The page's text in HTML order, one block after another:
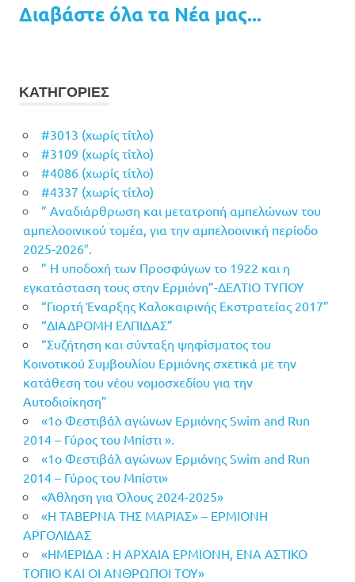
Διαβάστε όλα τα Νέα μας...
ΚΑΤΗΓΟΡΙΕΣ
#3013 (χωρίς τίτλο)
#3109 (χωρίς τίτλο)
#4086 (χωρίς τίτλο)
#4337 (χωρίς τίτλο)
” Αναδιάρθρωση και μετατροπή αμπελώνων του
αμπελοοινικού τομέα, για την αμπελοοινική περίοδο
2025-2026″.
” Η υποδοχή των Προσφύγων το 1922 και η
εγκατάσταση τους στην Ερμιόνη”-ΔΕΛΤΙΟ ΤΥΠΟΥ
“Γιορτή Έναρξης Καλοκαιρινής Εκστρατείας 2017”
“ΔΙΑΔΡΟΜΗ ΕΛΠΙΔΑΣ”
“Συζήτηση και σύνταξη ψηφίσματος του
Κοινοτικού Συμβουλίου Ερμιόνης σχετικά με την
κατάθεση του νέου νομοσχεδίου για την
Αυτοδιοίκηση”
«1ο Φεστιβάλ αγώνων Ερμιόνης Swim and Run
2014 – Γύρος του Μπίστι ».
«1ο Φεστιβάλ αγώνων Ερμιόνης Swim and Run
2014 – Γύρος του Μπίστι»
«Άθληση για Όλους 2024-2025»
«Η ΤΑΒΕΡΝΑ ΤΗΣ ΜΑΡΙΑΣ» – ΕΡΜΙΟΝΗ
ΑΡΓΟΛΙΔΑΣ
«ΗΜΕΡΙΔΑ : Η ΑΡΧΑΙΑ ΕΡΜΙΟΝΗ, ΕΝΑ ΑΣΤΙΚΟ
ΤΟΠΙΟ ΚΑΙ ΟΙ ΑΝΘΡΩΠΟΙ ΤΟΥ»